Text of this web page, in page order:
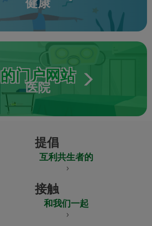
的门户网站
医院
提倡
互利共生者的
接触
和我们一起